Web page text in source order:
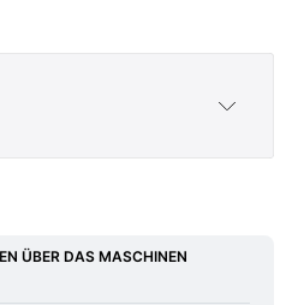
finanzen/news/nvidia-
ÜBER DAS MASCHINEN